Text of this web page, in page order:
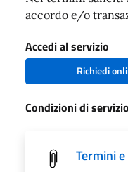
accordo e/o
Accedi al servizio
Richiedi
Condizioni di servizio
Termini